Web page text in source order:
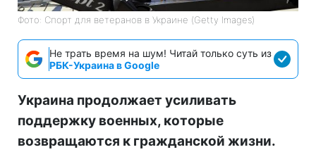
Фото: Спорт для ветеранов в Украине (Getty Images)
Не трать время на шум! Читай только суть из
РБК-Украина в Google
Украина продолжает усиливать
поддержку военных, которые
возвращаются к гражданской жизни.